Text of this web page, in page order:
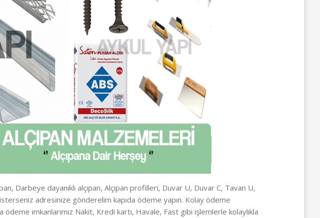
Darbeye dayanıklı alçıpan, Alçıpan profilleri, Duvar U, Duvar C, Tavan U,
adresinize gönderelim kapıda ödeme yapın. Kolay ödeme
imkanlarımız Nakit, Kredi kartı, Havale, Fast gibi işlemlerle kolaylıkla